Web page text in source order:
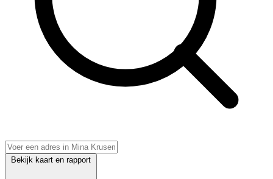
Bekijk kaart en rapport